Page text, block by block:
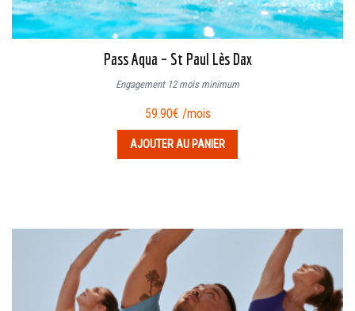
Pass Aqua – St Paul Lès Dax
Engagement 12 mois minimum
59.90€ /mois
AJOUTER AU PANIER